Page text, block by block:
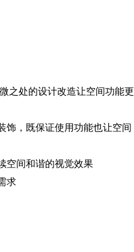
之处的设计改造让空间功能更
饰，既保证使用功能也让空间
空间和谐的视觉效果
求